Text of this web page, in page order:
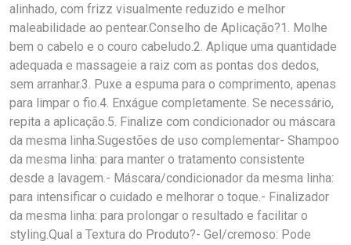
alinhado, com frizz visualmente reduzido e melhor
maleabilidade ao pentear.Conselho de Aplicação?1. Molhe
bem o cabelo e o couro cabeludo.2. Aplique uma quantidade
adequada e massageie a raiz com as pontas dos dedos,
sem arranhar.3. Puxe a espuma para o comprimento, apenas
para limpar o fio.4. Enxágue completamente. Se necessário,
repita a aplicação.5. Finalize com condicionador ou máscara
da mesma linha.Sugestões de uso complementar- Shampoo
da mesma linha: para manter o tratamento consistente
desde a lavagem.- Máscara/condicionador da mesma linha:
para intensificar o cuidado e melhorar o toque.- Finalizador
da mesma linha: para prolongar o resultado e facilitar o
styling.Qual a Textura do Produto?- Gel/cremoso: Pode